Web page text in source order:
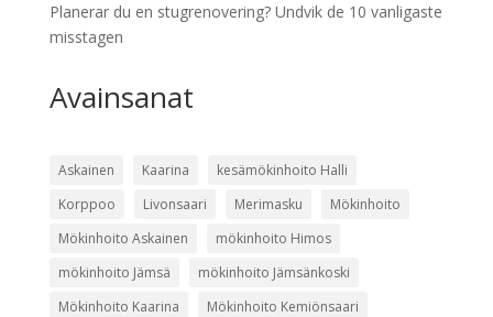
Planerar du en stugrenovering? Undvik de 10 vanligaste
misstagen
Avainsanat
Askainen Kaarina
kesämökinhoito Halli
Korppoo
Livonsaari Merimasku
Mökinhoito
Mökinhoito Askainen
mökinhoito Himos
mökinhoito Jämsä
mökinhoito Jämsänkoski
Mökinhoito Kaarina
Mökinhoito Kemiönsaari